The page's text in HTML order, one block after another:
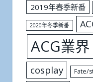
2019年春季新番
2020年冬季新番
ACG業界
cosplay Fate/